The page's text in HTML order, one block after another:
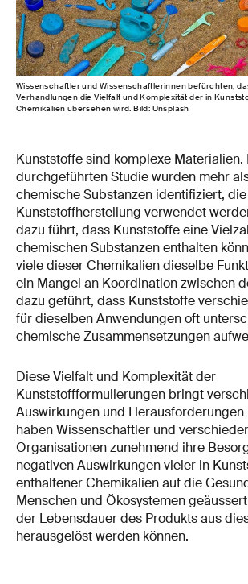
Wissenschaftler und Wissenschaftlerinnen befürchten,
Verhandlungen die Vielfalt und Komplexität der in
Chemikalien übersehen wird. Bild: Unsplash
Kunststoffe sind komplexe Materialien.
durchgeführten Studie wurden mehr
chemische Substanzen identifiziert,
Kunststoffherstellung verwendet
dazu führt, dass Kunststoffe eine
chemischen Substanzen enthalten
viele dieser Chemikalien dieselbe
ein Mangel an Koordination zwischen
dazu geführt, dass Kunststoffe
für dieselben Anwendungen oft
chemische Zusammensetzungen
Diese Vielfalt und Komplexität der
Kunststoffformulierungen bringt
Auswirkungen und Herausforderungen
haben Wissenschaftler und
Organisationen zunehmend ihre
negativen Auswirkungen vieler in
enthaltener Chemikalien auf die
Menschen und Ökosystemen
der Lebensdauer des Produkts aus
herausgelöst werden können.